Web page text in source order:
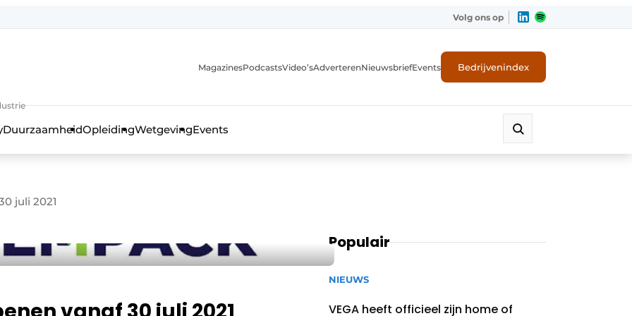
Volg ons op
MagazinesPodcastsVideo’sAdverterenNieuwsbriefEvents Bedrijvenindex
DuurzaamheidOpleidingWetgevingEvents
juli 2021
Populair
NIEUWS
VEGA heeft officieel zijn home of